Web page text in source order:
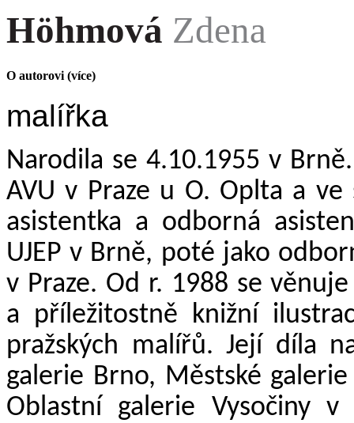
Höhmová Zdena
O autorovi (více)
malířka
Narodila se 4.10.1955 v
AVU v Praze u O. Oplta a ve
asistentka a odborná
UJEP v Brně, poté jako
v Praze. Od r. 1988 se
a příležitostně knižní
pražských malířů. Její díla
galerie Brno, Městské
Oblastní galerie Vysočiny